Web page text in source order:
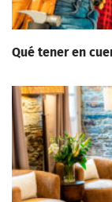
Qué tener en